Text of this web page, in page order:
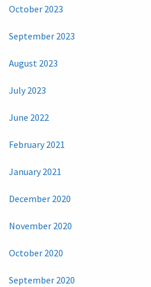
October 2023
September 2023
August 2023
July 2023
June 2022
February 2021
January 2021
December 2020
November 2020
October 2020
September 2020